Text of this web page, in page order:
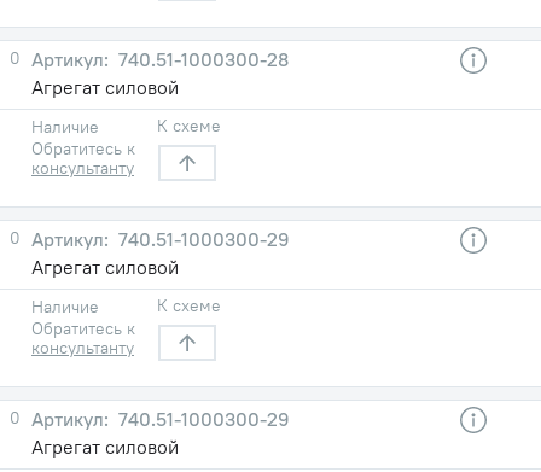
0
740.51-1000300-28
Агрегат силовой
Наличие
Обратитесь к
консультанту
К схеме
0
740.51-1000300-29
Агрегат силовой
Наличие
Обратитесь к
консультанту
К схеме
0
740.51-1000300-29
Агрегат силовой